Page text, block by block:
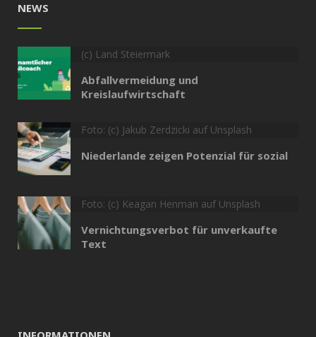
NEWS
(c) Land Steiermark
Abfallvermeidung und
Kreislaufwirtschaft
Foto: (c) Jakub Zerdzicki auf Unsplash
Niederlande zeigen Potenzial für sozial
Foto: (c) Keagan Henman auf Unsplash
Vernichtungsverbot für unverkaufte
Text